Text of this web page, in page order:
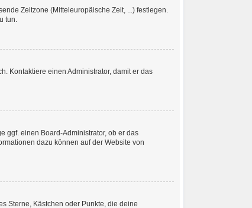
Zeitzone (Mitteleuropäische Zeit, ...) festlegen.
tun.
Kontaktiere einen Administrator, damit er das
ggf. einen Board-Administrator, ob er das
dazu können auf der Website von
Sterne, Kästchen oder Punkte, die deine